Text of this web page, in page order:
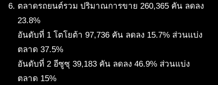
ตลาดรถยนต์รวม ปริมาณการขาย 260,365 คัน ลดลง
23.8%
อันดับที่ 1 โตโยต้า 97,736 คัน ลดลง 15.7% ส่วนแบ่ง
ตลาด 37.5%
อันดับที่ 2 อีซูซุ 39,183 คัน ลดลง 46.9% ส่วนแบ่ง
ตลาด 15%